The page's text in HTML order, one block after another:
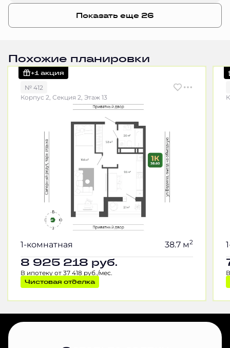
Показать еще 26
Похожие планировки
+1 акция
№ 412
Корпус 2, Секция 2, Этаж 13
1-комнатная 38.7 м2
8 925 218 руб.
В ипотеку от 37 418 руб./мес.
Чистовая отделка